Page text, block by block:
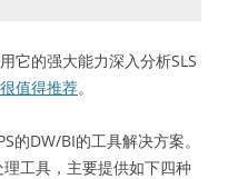
的强大能力深入分析SLS
值得推荐。
DW/BI的工具解决方案。
工具，主要提供如下四种